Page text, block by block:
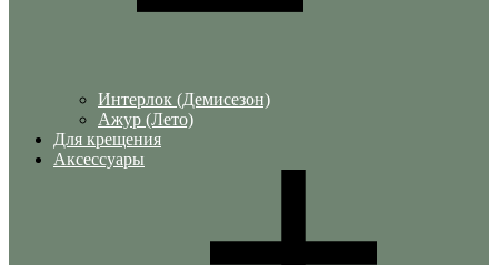
Интерлок (Демисезон)
Ажур (Лето)
Для крещения
Аксессуары